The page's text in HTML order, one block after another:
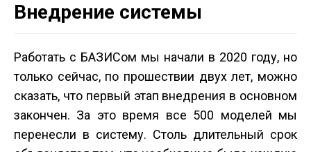
Внедрение системы
Работать с БАЗИСом мы начали в 2020 году, но
только сейчас, по прошествии двух лет, можно
сказать, что первый этап внедрения в основном
закончен. За это время все 500 моделей мы
перенесли в систему. Столь длительный срок